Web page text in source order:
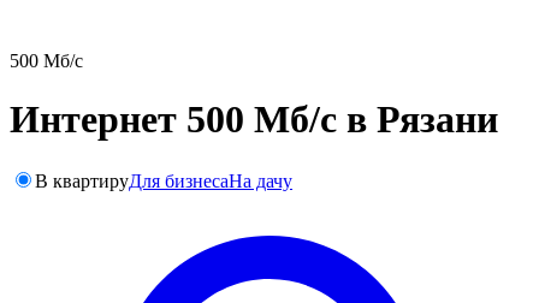
500 Мб/с
Интернет 500 Мб/с в Рязани
В квартируДля бизнесаНа дачу